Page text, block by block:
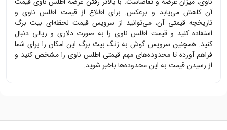
آن کاهش می‌یابد و برعکس. برای اطلاع از قیمت اطلس ناویو
تاریخچه قیمتی آن، می‌توانید از سرویس قیمت لحظه‌ای بیت برگ
استفاده کنید و قیمت اطلس ناوی را به صورت دلاری و ریالی دنبال
کنید. همچنین سرویس گوش به زنگ بیت برگ این امکان را برای شما
فراهم آورده تا محدوده‌های مهم قیمتی اطلس ناوی را مشخص کنید و
از رسیدن قیمت به این محدوده‌ها باخبر شوید.